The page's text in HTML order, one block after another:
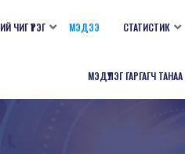
ЧИГ ҮҮРЭГ МЭДЭЭ СТАТИСТИК
МЭДҮҮЛЭГ ГАРГАГЧ ТАНАА